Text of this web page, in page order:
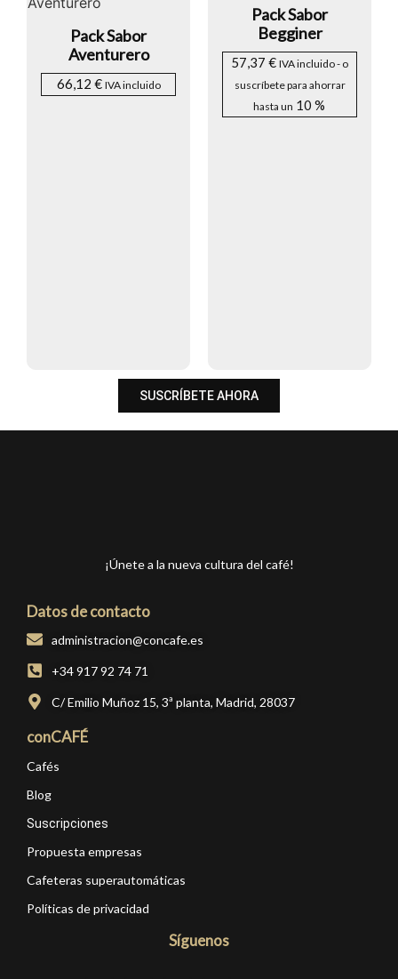
Pack Sabor
Aventurero
66,12 € IVA incluido
Pack Sabor
Begginer
57,37 € IVA incluido- o
suscríbete para ahorrar
hasta un 10 %
SUSCRÍBETE AHORA
¡Únete a la nueva cultura del café!
Datos de contacto
administracion@concafe.es
+34 917 92 74 71
C/ Emilio Muñoz 15, 3ª planta, Madrid, 28037
conCAFÉ
Cafés
Blog
Suscripciones
Propuesta empresas
Cafeteras superautomáticas
Políticas de privacidad
Síguenos